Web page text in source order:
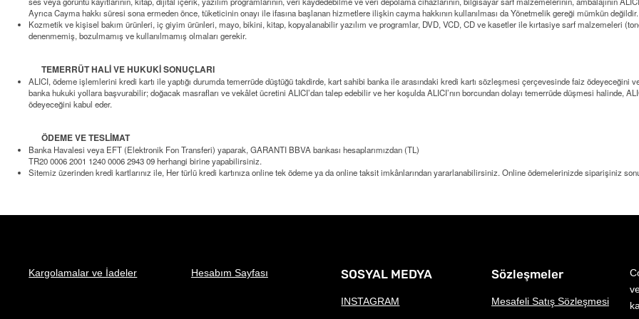
Ayrıca Cayma hakkı süresi sona ermeden önce, tüketicinin onayı ile ifasına başlanan hizmetlere ilişkin cayma hakkının kullanılması da Yönetmelik gereği mümkün değildir.
Kozmetik ve kişisel bakım ürünleri, iç giyim ürünleri, mayo, bikini, kitap, kopyalanabilir yazılım ve programlar, DVD, VCD, CD ve kasetler ile kırtasiye sarf malzemeleri
denenmemiş, bozulmamış ve kullanılmamış olmaları gerekir.
TEMERRÜT HALİ VE HUKUKİ SONUÇLARI
ALICI, ödeme işlemlerini kredi kartı ile yaptığı durumda temerrüde düştüğü takdirde, kart sahibi banka ile arasındaki kredi kartı sözleşmesi çerçevesinde faiz ödeyeceğini
banka hukuki yollara başvurabilir; doğacak masrafları ve vekâlet ücretini ALICI’dan talep edebilir ve her koşulda ALICI’nın borcundan dolayı temerrüde düşmesi halinde,
ödeyeceğini kabul eder.
ÖDEME VE TESLİMAT
Banka Havalesi veya EFT (Elektronik Fon Transferi) yaparak, GARANTI BBVA bankası hesaplarımızdan (TL)
TR20 0006 2001 1240 0006 2943 09 herhangi birine yapabilirsiniz.
Sitemiz üzerinden kredi kartlarınız ile, Her türlü kredi kartınıza online tek ödeme ya da online taksit imkânlarından yararlanabilirsiniz. Online ödemelerinizde siparişiniz
Kargolamalar ve İadeler Hesabım Sayfası SOSYAL MEDYA
INSTAGRAM
Sözleşmeler
Mesafeli Satış Sözleşmesi